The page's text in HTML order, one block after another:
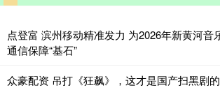
点登富 滨州移动精准发力 为2026年新黄河音
通信保障“基石”
众豪配资 吊打《狂飙》，这才是国产扫黑剧